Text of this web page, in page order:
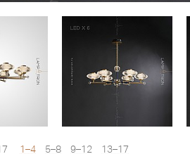
1–4 5–8 9–12 13–17